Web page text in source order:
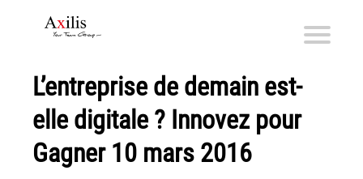
Axilis et ses engagements
Qui sommes-nous
Axilis s’engage
L’entreprise de demain est-
elle digitale ? Innovez pour
Gagner 10 mars 2016